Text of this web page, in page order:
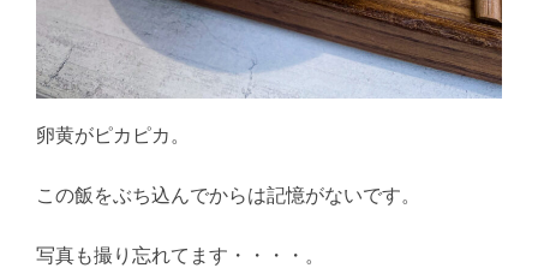
卵黄がピカピカ。
この飯をぶち込んでからは記憶がないです。
写真も撮り忘れてます・・・・。